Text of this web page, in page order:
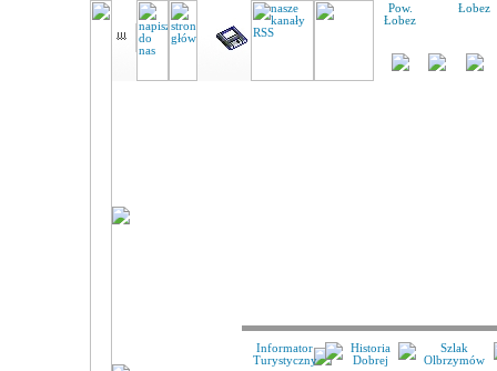
Pow.
Łobez
Łobez
Informator
Turystyczny
Historia
Dobrej
Szlak
Olbrzymów